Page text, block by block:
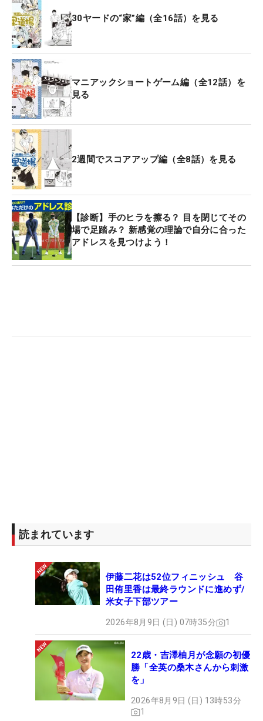
30ヤードの“家”編（全16話）を見る
マニアックショートゲーム編（全12話）を
見る
2週間でスコアアップ編（全8話）を見る
【診断】手のヒラを擦る？ 目を閉じてその
場で足踏み？ 新感覚の理論で自分に合った
アドレスを見つけよう！
読まれています
伊藤二花は52位フィニッシュ 谷
田侑里香は最終ラウンドに進めず/
米女子下部ツアー
2026年8月9日 (日) 07時35分 1
22歳・吉澤柚月が念願の初優
勝「全英の桑木さんから刺激
を」
2026年8月9日 (日) 13時53分
1